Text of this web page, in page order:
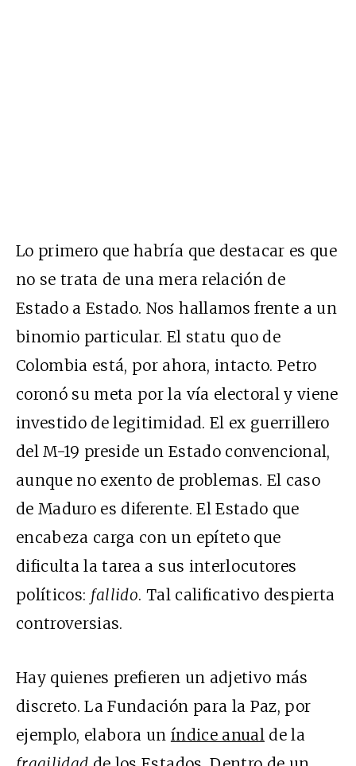
Lo primero que habría que destacar es que
no se trata de una mera relación de
Estado a Estado. Nos hallamos frente a un
binomio particular. El statu quo de
Colombia está, por ahora, intacto. Petro
coronó su meta por la vía electoral y viene
investido de legitimidad. El ex guerrillero
del M-19 preside un Estado convencional,
aunque no exento de problemas. El caso
de Maduro es diferente. El Estado que
encabeza carga con un epíteto que
dificulta la tarea a sus interlocutores
políticos: fallido. Tal calificativo despierta
controversias.
Hay quienes prefieren un adjetivo más
discreto. La Fundación para la Paz, por
ejemplo, elabora un índice anual de la